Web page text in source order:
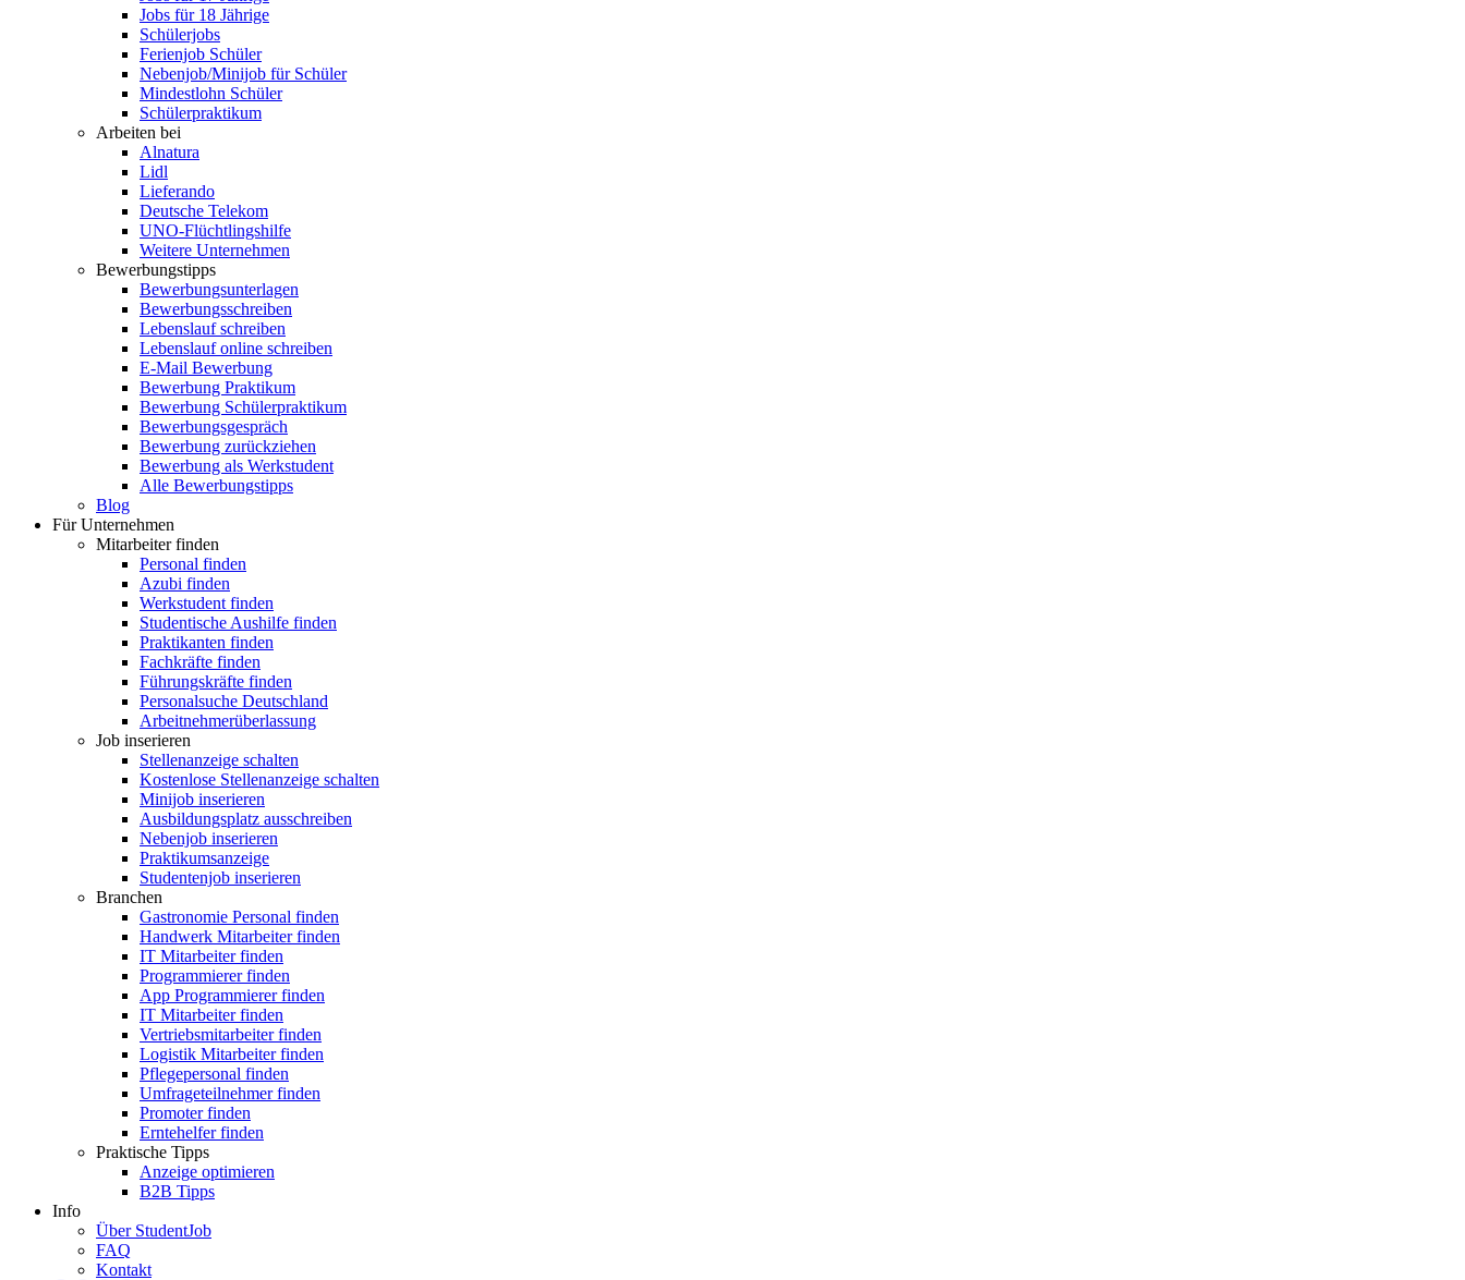
Jobs für 18 Jährige
Schülerjobs
Ferienjob Schüler
Nebenjob/Minijob für Schüler
Mindestlohn Schüler
Schülerpraktikum
Arbeiten bei
Alnatura
Lidl
Lieferando
Deutsche Telekom
UNO-Flüchtlingshilfe
Weitere Unternehmen
Bewerbungstipps
Bewerbungsunterlagen
Bewerbungsschreiben
Lebenslauf schreiben
Lebenslauf online schreiben
E-Mail Bewerbung
Bewerbung Praktikum
Bewerbung Schülerpraktikum
Bewerbungsgespräch
Bewerbung zurückziehen
Bewerbung als Werkstudent
Alle Bewerbungstipps
Blog
Für Unternehmen
Mitarbeiter finden
Personal finden
Azubi finden
Werkstudent finden
Studentische Aushilfe finden
Praktikanten finden
Fachkräfte finden
Führungskräfte finden
Personalsuche Deutschland
Arbeitnehmerüberlassung
Job inserieren
Stellenanzeige schalten
Kostenlose Stellenanzeige schalten
Minijob inserieren
Ausbildungsplatz ausschreiben
Nebenjob inserieren
Praktikumsanzeige
Studentenjob inserieren
Branchen
Gastronomie Personal finden
Handwerk Mitarbeiter finden
IT Mitarbeiter finden
Programmierer finden
App Programmierer finden
IT Mitarbeiter finden
Vertriebsmitarbeiter finden
Logistik Mitarbeiter finden
Pflegepersonal finden
Umfrageteilnehmer finden
Promoter finden
Erntehelfer finden
Praktische Tipps
Anzeige optimieren
B2B Tipps
Info
Über StudentJob
FAQ
Kontakt